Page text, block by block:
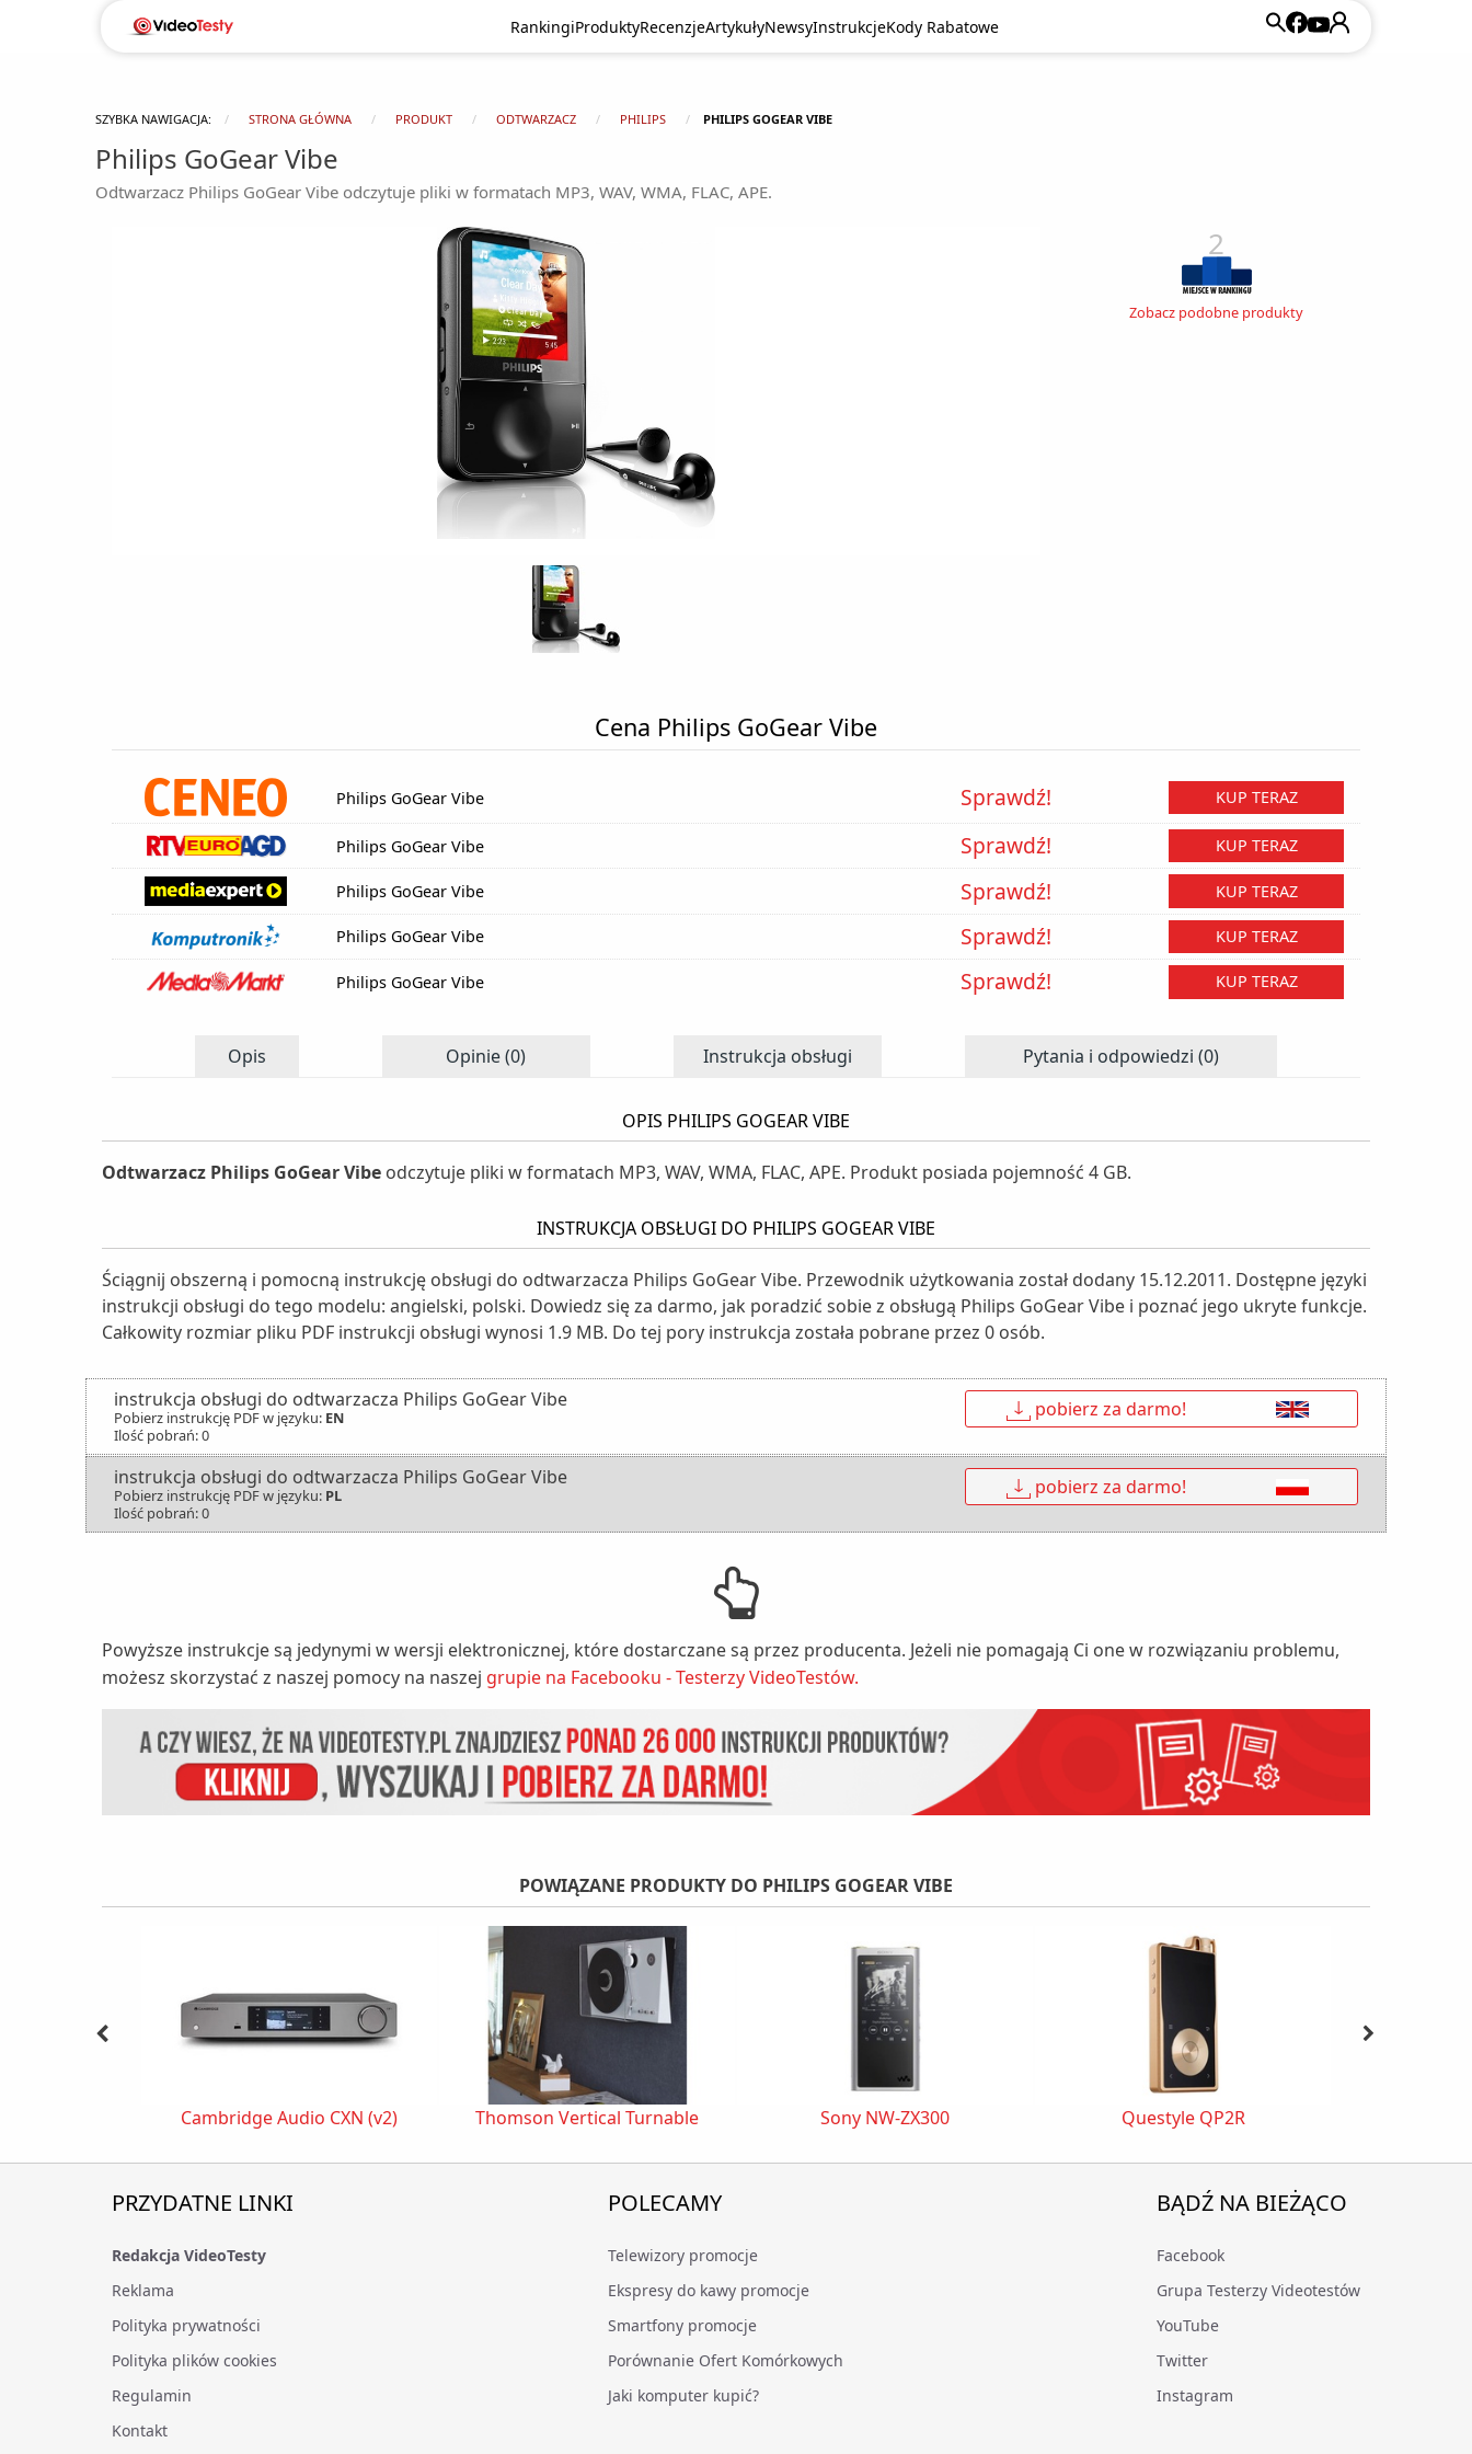
RankingiProduktyRecenzjeArtykułyNewsyInstrukcjeKody Rabatowe
SZYBKA NAWIGACJA: STRONA GŁÓWNA PRODUKT ODTWARZACZ PHILIPS PHILIPS GOGEAR VIBE
Philips GoGear Vibe
Odtwarzacz Philips GoGear Vibe odczytuje pliki w formatach MP3, WAV, WMA, FLAC, APE.
2
Zobacz podobne produkty
Cena Philips GoGear Vibe
Philips GoGear Vibe Sprawdź! KUP TERAZ
Philips GoGear Vibe Sprawdź! KUP TERAZ
Philips GoGear Vibe Sprawdź! KUP TERAZ
Philips GoGear Vibe Sprawdź! KUP TERAZ
Philips GoGear Vibe Sprawdź! KUP TERAZ
Opis Opinie (0) Instrukcja obsługi Pytania i odpowiedzi (0)
OPIS PHILIPS GOGEAR VIBE
Odtwarzacz Philips GoGear Vibe odczytuje pliki w formatach MP3, WAV, WMA, FLAC, APE. Produkt posiada pojemność 4 GB.
INSTRUKCJA OBSŁUGI DO PHILIPS GOGEAR VIBE
Ściągnij obszerną i pomocną instrukcję obsługi do odtwarzacza Philips GoGear Vibe. Przewodnik użytkowania został dodany 15.12.2011. Dostępne języki
instrukcji obsługi do tego modelu: angielski, polski. Dowiedz się za darmo, jak poradzić sobie z obsługą Philips GoGear Vibe i poznać jego ukryte funkcje.
Całkowity rozmiar pliku PDF instrukcji obsługi wynosi 1.9 MB. Do tej pory instrukcja została pobrane przez 0 osób.
instrukcja obsługi do odtwarzacza Philips GoGear Vibe
Pobierz instrukcję PDF w języku: EN
Ilość pobrań: 0
↓ pobierz za darmo!
instrukcja obsługi do odtwarzacza Philips GoGear Vibe
Pobierz instrukcję PDF w języku: PL
Ilość pobrań: 0
↓ pobierz za darmo!
Powyższe instrukcje są jedynymi w wersji elektronicznej, które dostarczane są przez producenta. Jeżeli nie pomagają Ci one w rozwiązaniu problemu,
możesz skorzystać z naszej pomocy na naszej grupie na Facebooku - Testerzy VideoTestów.
POWIĄZANE PRODUKTY DO PHILIPS GOGEAR VIBE
Cambridge Audio CXN (v2) Thomson Vertical Turnable Sony NW-ZX300 Questyle QP2R
PRZYDATNE LINKI
Redakcja VideoTesty
Reklama
Polityka prywatności
Polityka plików cookies
Regulamin
Kontakt
POLECAMY
Telewizory promocje
Ekspresy do kawy promocje
Smartfony promocje
Porównanie Ofert Komórkowych
Jaki komputer kupić?
BĄDŹ NA BIEŻĄCO
Facebook
Grupa Testerzy Videotestów
YouTube
Twitter
Instagram